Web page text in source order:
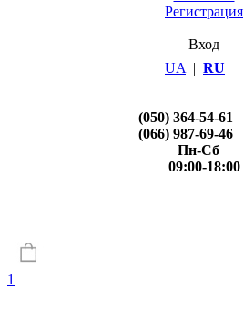
Регистрация
Вход
UA | RU
(050) 364-54-61
(066) 987-69-46
Пн-Сб
09:00-18:00
1